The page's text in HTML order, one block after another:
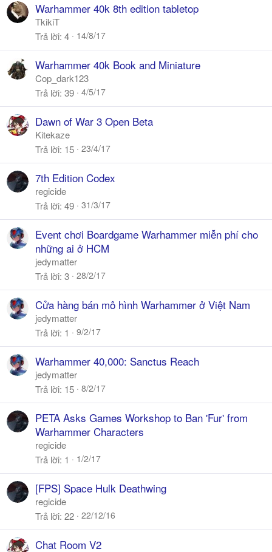
Warhammer 40k 8th edition tabletop
TkikiT
Trả lời 4 14/8/17
Warhammer 40k Book and Miniature
Cop_dark123
Trả lời 39 4/5/17
Dawn of War 3 Open Beta
Kitekaze
Trả lời 15 23/4/17
7th Edition Codex
regicide
Trả lời 49 31/3/17
Event chơi Boardgame Warhammer miễn phí cho
những ai ở HCM
jedymatter
Trả lời 3 28/2/17
Cửa hàng bán mô hình Warhammer ở Việt Nam
jedymatter
Trả lời 1 9/2/17
Warhammer 40,000: Sanctus Reach
jedymatter
Trả lời 15 8/2/17
PETA Asks Games Workshop to Ban 'Fur' from
Warhammer Characters
regicide
Trả lời 1 1/2/17
[FPS] Space Hulk Deathwing
regicide
Trả lời 22 22/12/16
Chat Room V2